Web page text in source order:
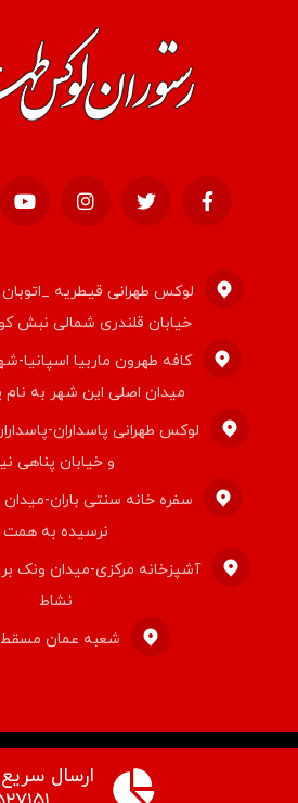
لوکس طهرانی قیطریه _اتوبان
خیابان قلندری شمالی نبش
کافه طهرون ماربیا اسپانیا-
میدان اصلی این شهر به نام
لوکس طهرانی پاسداران-
و خیابان پناهی
سفره خانه سنتی باران-میدان
نرسیده به همت
آشپزخانه مرکزی-میدان ونک
نشاط
شعبه عمان
ارسال